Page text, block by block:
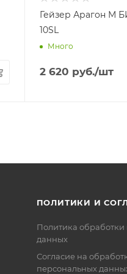
Гейзер Арагон М
10SL
Много
2 620 руб./шт
ПОЛИТИКИ И
Политика
данных
Согласие на
персональных